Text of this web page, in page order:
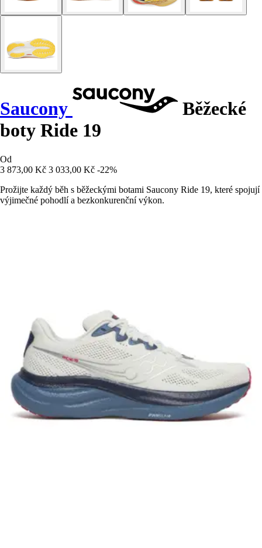
Saucony
Běžecké
boty Ride 19
Od
3 873,00 Kč 3 033,00 Kč -22%
Prožijte každý běh s běžeckými botami Saucony Ride 19, které spojují
výjimečné pohodlí a bezkonkurenční výkon.